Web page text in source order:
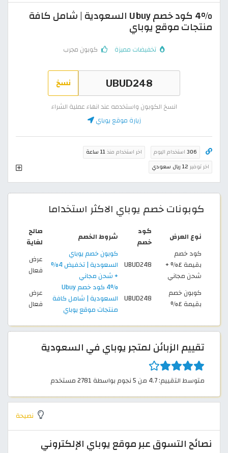
4% كود خصم Ubuy السعودية | شامل كافة
منتجات موقع يوباي
تخفيضات مميزة كوبون مجرب
نسخ
انسخ الكوبون واستخدمه عند انهاء عملية الشراء
زيارة موقع يوباي
306 استخدام اليوم اخر استخدام منذ11 ساعة
اخر توفير 12 ريال سعودي
كوبونات خصم يوباي الاكثر استخداما
نوع العرض
كود
خصم
شروط الخصم
صالح
لغاية
كود خصم
بقيمة ٤% +
شحن مجاني
UBUD248
كوبون خصم يوباي
السعودية | تخفيض 4%
+ شحن مجاني
عرض
فعال
كوبون خصم
بقيمة ٤%
UBUD248
4% كود خصم Ubuy
السعودية | شامل كافة
منتجات موقع يوباي
عرض
فعال
تقييم الزبائن لمتجر يوباي في السعودية
متوسط التقييم: 4.7 من 5 نجوم بواسطة 2781 مستخدم
نصيحة
نصائح التسوق عبر موقع يوباي الإلكتروني